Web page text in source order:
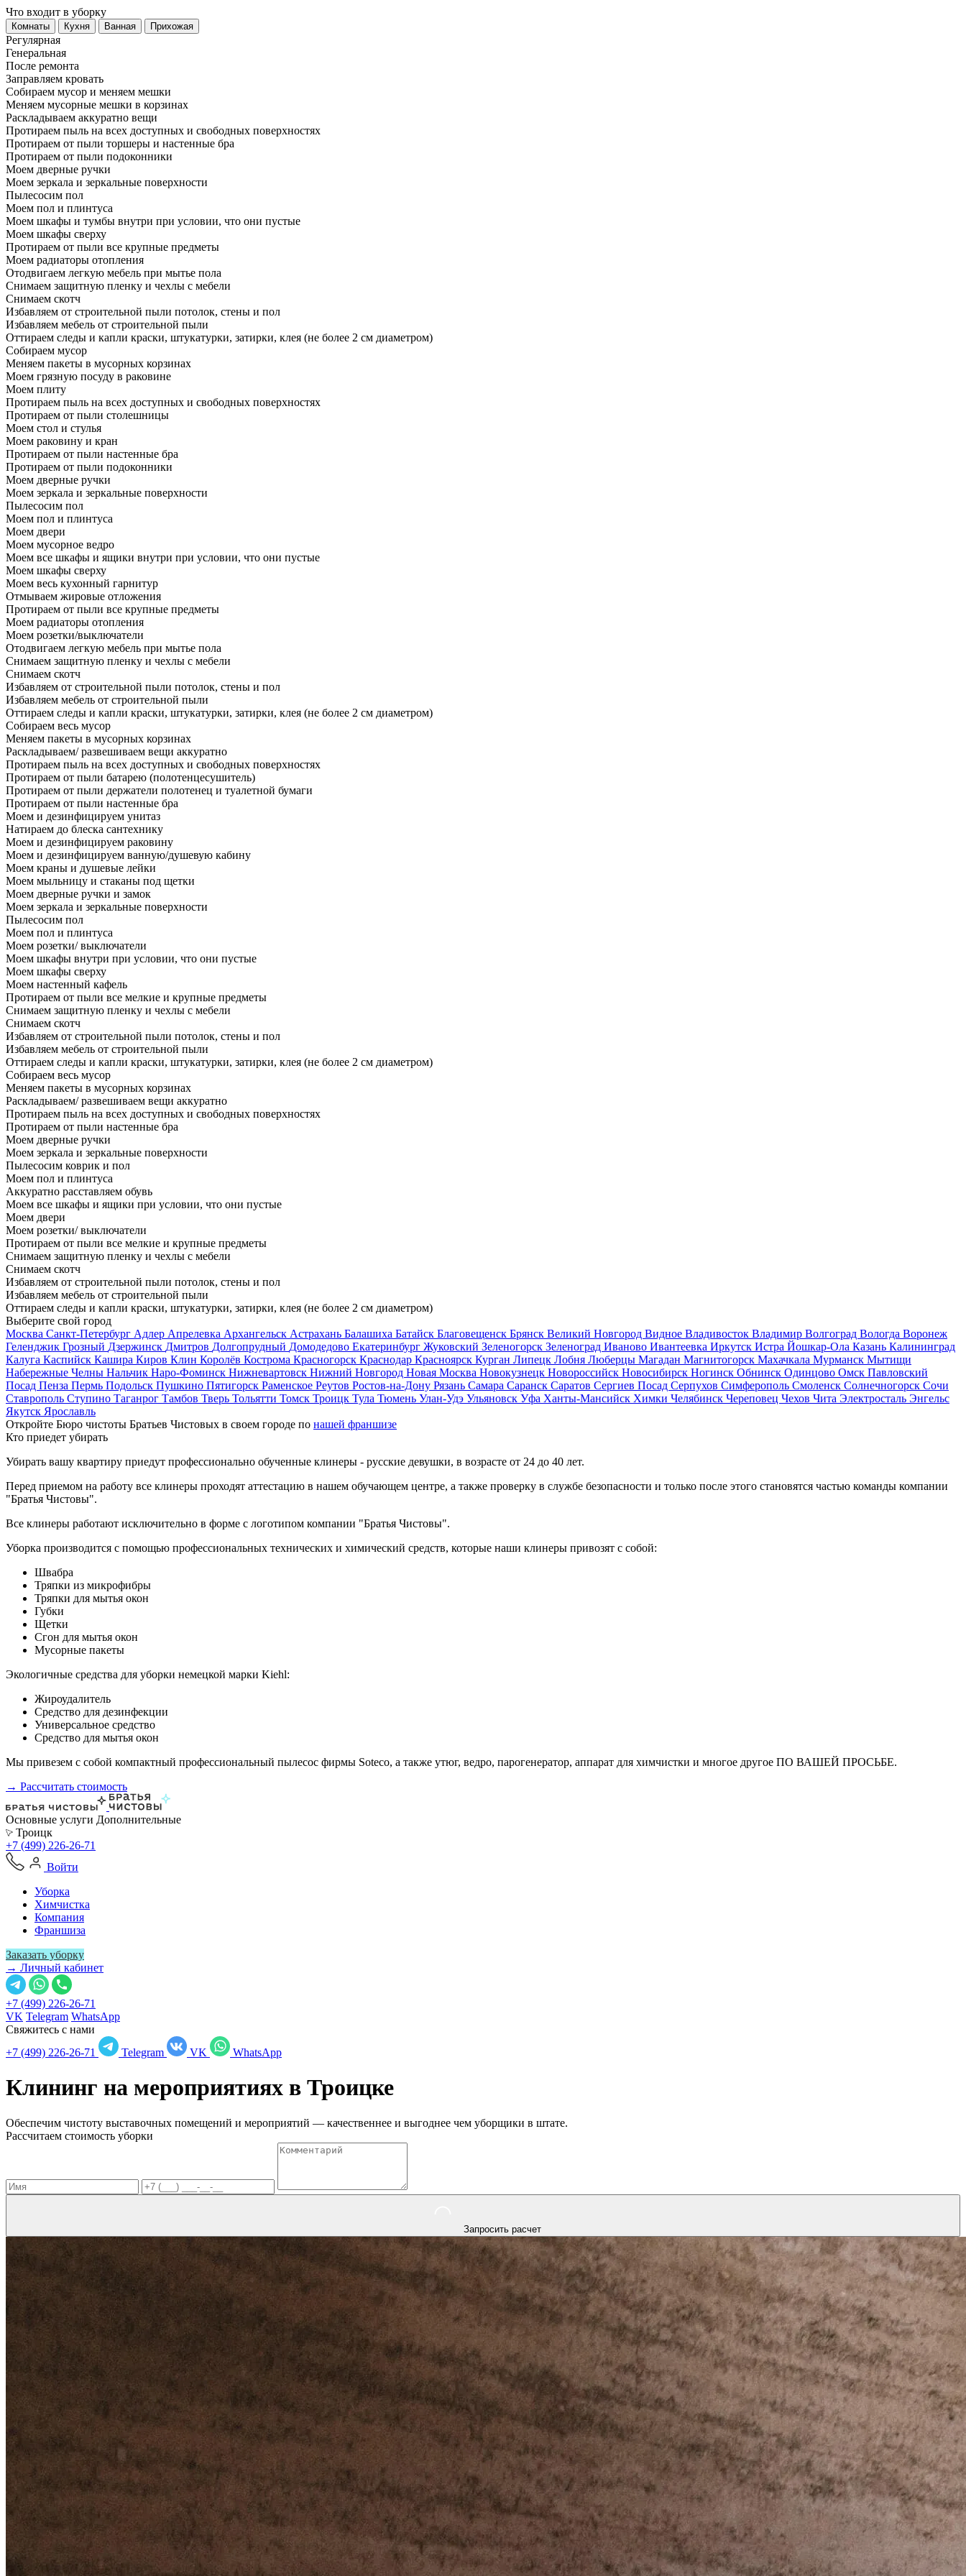
Что входит в уборку
Регу­лярная
Гене­ральная
После ремонта
Заправляем кровать
Собираем мусор и меняем мешки
Меняем мусорные мешки в корзинах
Раскладываем аккуратно вещи
Протираем пыль на всех доступных и свободных поверхностях
Протираем от пыли торшеры и настенные бра
Протираем от пыли подоконники
Моем дверные ручки
Моем зеркала и зеркальные поверхности
Пылесосим пол
Моем пол и плинтуса
Моем шкафы и тумбы внутри при условии, что они пустые
Моем шкафы сверху
Протираем от пыли все крупные предметы
Моем радиаторы отопления
Отодвигаем легкую мебель при мытье пола
Снимаем защитную пленку и чехлы с мебели
Снимаем скотч
Избавляем от строительной пыли потолок, стены и пол
Избавляем мебель от строительной пыли
Оттираем следы и капли краски, штукатурки, затирки, клея (не более 2 см диаметром)
Собираем мусор
Меняем пакеты в мусорных корзинах
Моем грязную посуду в раковине
Моем плиту
Протираем пыль на всех доступных и свободных поверхностях
Протираем от пыли столешницы
Моем стол и стулья
Моем раковину и кран
Протираем от пыли настенные бра
Протираем от пыли подоконники
Моем дверные ручки
Моем зеркала и зеркальные поверхности
Пылесосим пол
Моем пол и плинтуса
Моем двери
Моем мусорное ведро
Моем все шкафы и ящики внутри при условии, что они пустые
Моем шкафы сверху
Моем весь кухонный гарнитур
Отмываем жировые отложения
Протираем от пыли все крупные предметы
Моем радиаторы отопления
Моем розетки/выключатели
Отодвигаем легкую мебель при мытье пола
Снимаем защитную пленку и чехлы с мебели
Снимаем скотч
Избавляем от строительной пыли потолок, стены и пол
Избавляем мебель от строительной пыли
Оттираем следы и капли краски, штукатурки, затирки, клея (не более 2 см диаметром)
Собираем весь мусор
Меняем пакеты в мусорных корзинах
Раскладываем/ развешиваем вещи аккуратно
Протираем пыль на всех доступных и свободных поверхностях
Протираем от пыли батарею (полотенцесушитель)
Протираем от пыли держатели полотенец и туалетной бумаги
Протираем от пыли настенные бра
Моем и дезинфицируем унитаз
Натираем до блеска сантехнику
Моем и дезинфицируем раковину
Моем и дезинфицируем ванную/душевую кабину
Моем краны и душевые лейки
Моем мыльницу и стаканы под щетки
Моем дверные ручки и замок
Моем зеркала и зеркальные поверхности
Пылесосим пол
Моем пол и плинтуса
Моем розетки/ выключатели
Моем шкафы внутри при условии, что они пустые
Моем шкафы сверху
Моем настенный кафель
Протираем от пыли все мелкие и крупные предметы
Снимаем защитную пленку и чехлы с мебели
Снимаем скотч
Избавляем от строительной пыли потолок, стены и пол
Избавляем мебель от строительной пыли
Оттираем следы и капли краски, штукатурки, затирки, клея (не более 2 см диаметром)
Собираем весь мусор
Меняем пакеты в мусорных корзинах
Раскладываем/ развешиваем вещи аккуратно
Протираем пыль на всех доступных и свободных поверхностях
Протираем от пыли настенные бра
Моем дверные ручки
Моем зеркала и зеркальные поверхности
Пылесосим коврик и пол
Моем пол и плинтуса
Аккуратно расставляем обувь
Моем все шкафы и ящики при условии, что они пустые
Моем двери
Моем розетки/ выключатели
Протираем от пыли все мелкие и крупные предметы
Снимаем защитную пленку и чехлы с мебели
Снимаем скотч
Избавляем от строительной пыли потолок, стены и пол
Избавляем мебель от строительной пыли
Оттираем следы и капли краски, штукатурки, затирки, клея (не более 2 см диаметром)
Выберите свой город
Москва Санкт-Петербург Адлер Апрелевка Архангельск Астрахань Балашиха Батайск Благовещенск Брянск Великий Новгород Видное Владивосток Владимир Волгоград Вологда Воронеж
Геленджик Грозный Дзержинск Дмитров Долгопрудный Домодедово Екатеринбург Жуковский Зеленогорск Зеленоград Иваново Ивантеевка Иркутск Истра Йошкар-Ола Казань Калининград
Калуга Каспийск Кашира Киров Клин Королёв Кострома Красногорск Краснодар Красноярск Курган Липецк Лобня Люберцы Магадан Магнитогорск Махачкала Мурманск Мытищи
Набережные Челны Нальчик Наро-Фоминск Нижневартовск Нижний Новгород Новая Москва Новокузнецк Новороссийск Новосибирск Ногинск Обнинск Одинцово Омск Павловский
Посад Пенза Пермь Подольск Пушкино Пятигорск Раменское Реутов Ростов-на-Дону Рязань Самара Саранск Саратов Сергиев Посад Серпухов Симферополь Смоленск Солнечногорск Сочи
Ставрополь Ступино Таганрог Тамбов Тверь Тольятти Томск Троицк Тула Тюмень Улан-Удэ Ульяновск Уфа Ханты-Мансийск Химки Челябинск Череповец Чехов Чита Электросталь Энгельс
Якутск Ярославль
Откройте Бюро чистоты Братьев Чистовых в своем городе по нашей франшизе
Кто приедет убирать
Убирать вашу квартиру приедут профессионально обученные клинеры - русские девушки, в возрасте от 24 до 40 лет.
Перед приемом на работу все клинеры проходят аттестацию в нашем обучающем центре, а также проверку в службе безопасности и только после этого становятся частью команды компании
"Братья Чистовы".
Все клинеры работают исключительно в форме с логотипом компании "Братья Чистовы".
Уборка производится с помощью профессиональных технических и химический средств, которые наши клинеры привозят с собой:
Швабра
Тряпки из микрофибры
Тряпки для мытья окон
Губки
Щетки
Сгон для мытья окон
Мусорные пакеты
Экологичные средства для уборки немецкой марки Kiehl:
Жироудалитель
Средство для дезинфекции
Универсальное средство
Средство для мытья окон
Мы привезем с собой компактный профессиональный пылесос фирмы Soteco, а также утюг, ведро, парогенератор, аппарат для химчистки и многое другое ПО ВАШЕЙ ПРОСЬБЕ.
→ Рассчитать стоимость
Основные услуги Дополнительные
Троицк
+7 (499) 226-26-71
Войти
Уборка
Химчистка
Компания
Франшиза
Заказать уборку
→ Личный кабинет
+7 (499) 226-26-71
VK Telegram WhatsApp
Свяжитесь с нами
+7 (499) 226-26-71
Telegram VK WhatsApp
Клининг на мероприятиях в Троицке
Обеспечим чистоту выставочных помещений и мероприятий — качественнее и выгоднее чем уборщики в штате.
Рассчитаем стоимость уборки
Запросить расчет